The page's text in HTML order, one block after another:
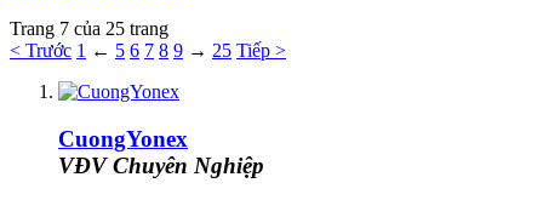
Trang 7 của 25 trang
< Trước 1 ← 5 6 7 8 9 → 25 Tiếp >
CuongYonex
VĐV Chuyên Nghiệp